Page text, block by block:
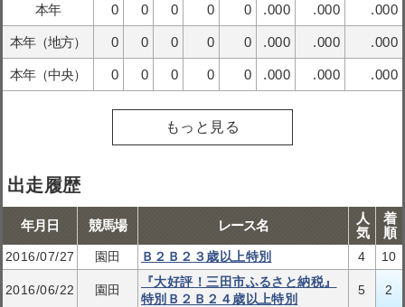
本年
0 0 0 0 0 .000 .000 .000
本年（地方） 0 0 0 0 0 .000 .000 .000
本年（中央） 0 0 0 0 0 .000 .000 .000
もっと見る
出走履歴
年月日 競馬場 レース名
人
気
着
順
2016/07/27 園田 Ｂ２Ｂ２３歳以上特別 4 10
2016/06/22 園田
『大好評！三田市ふるさと納税』
特別Ｂ２Ｂ２４歳以上特別
5 2